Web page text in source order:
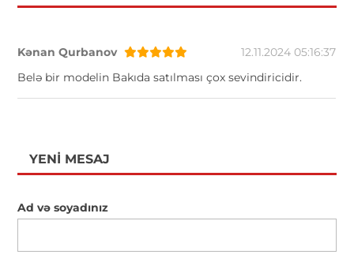
Kənan Qurbanov
12.11.2024 05:16:37
Belə bir modelin Bakıda satılması çox sevindiricidir.
YENI MESAJ
Ad və soyadınız